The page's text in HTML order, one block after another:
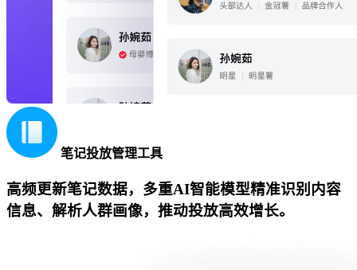
笔记投放管理工具
高频更新笔记数据，多重AI智能模型精准识别内容
信息、解析人群画像，推动投放高效增长。